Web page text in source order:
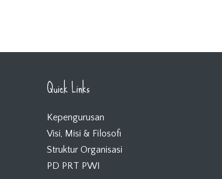
Quick Links
Kepengurusan
Visi, Misi & Filosofi
Struktur Organisasi
PD PRT PWI